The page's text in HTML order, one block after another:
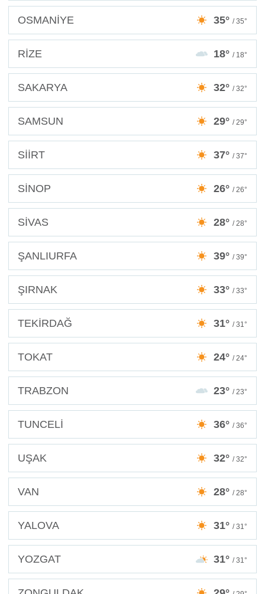
OSMANİYE 35° / 35°
RİZE 18° / 18°
SAKARYA 32° / 32°
SAMSUN 29° / 29°
SİİRT 37° / 37°
SİNOP 26° / 26°
SİVAS 28° / 28°
ŞANLIURFA 39° / 39°
ŞIRNAK 33° / 33°
TEKİRDAĞ 31° / 31°
TOKAT 24° / 24°
TRABZON 23° / 23°
TUNCELİ 36° / 36°
UŞAK 32° / 32°
VAN 28° / 28°
YALOVA 31° / 31°
YOZGAT 31° / 31°